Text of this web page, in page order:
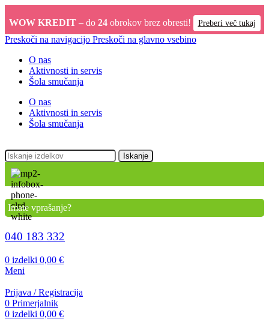
WOW KREDIT – do 24obrokov brez obresti! Preberi več tukaj
Preskoči na navigacijo Preskoči na glavno vsebino
O nas
Aktivnosti in servis
Šola smučanja
O nas
Aktivnosti in servis
Šola smučanja
Iskanje
Imate vprašanje?
040 183 332
0 izdelki 0,00 €
Meni
Prijava / Registracija
0 Primerjalnik
0 izdelki 0,00 €